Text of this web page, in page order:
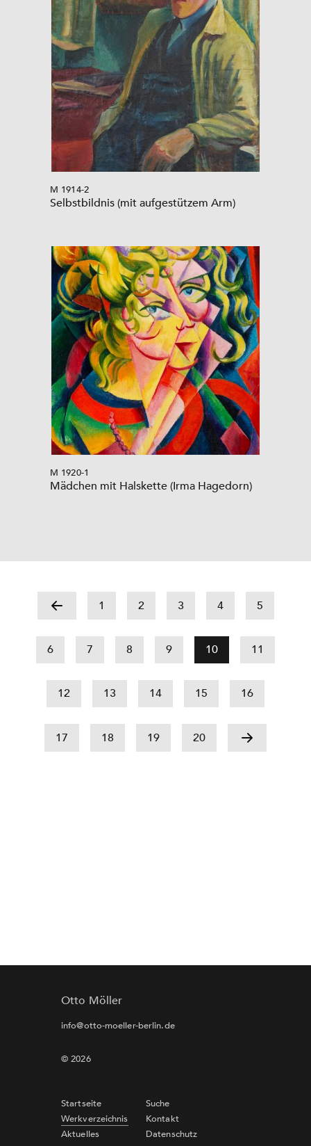
M 1914-2
Selbstbildnis (mit aufgestützem Arm)
M 1920-1
Mädchen mit Halskette (Irma Hagedorn)
1 2 3 4 5
6 7 8 9 10 11
12 13 14 15 16
17 18 19 20
Otto Möller
info@otto-moeller-berlin.de
© 2026
Startseite
Werkverzeichnis
Aktuelles
Suche
Kontakt
Datenschutz